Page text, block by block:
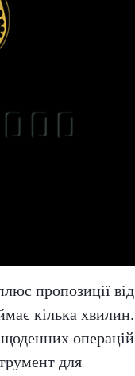
пропозиції від
кілька хвилин.
щоденних операцій
для